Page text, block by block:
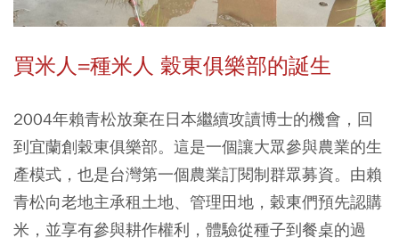
買米人=種米人 穀東俱樂部的誕生
2004年賴青松放棄在日本繼續攻讀博士的機會，回
到宜蘭創穀東俱樂部。這是一個讓大眾參與農業的生
產模式，也是台灣第一個農業訂閱制群眾募資。由賴
青松向老地主承租土地、管理田地，穀東們預先認購
米，並享有參與耕作權利，體驗從種子到餐桌的過